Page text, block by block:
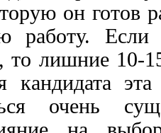
он готов
работу.
то лишние 10-
кандидата
очень